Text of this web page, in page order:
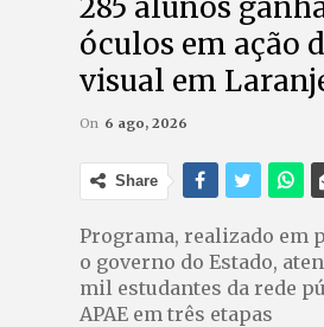
óculos em ação
visual em
On 6 ago, 2026
Share
Programa, realizado em
o governo do Estado,
mil estudantes da rede
APAE em três etapas